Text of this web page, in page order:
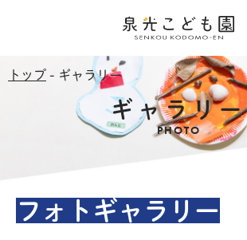
トップ - ギャラリー
ギャラリー
PHOTO
フォトギャラリー